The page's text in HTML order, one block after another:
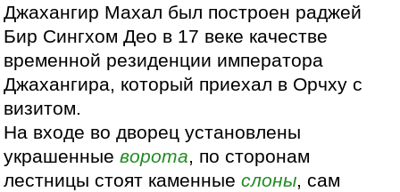
Джахангир Махал был построен раджей
Бир Сингхом Део в 17 веке качестве
временной резиденции императора
Джахангира, который приехал в Орчху с
визитом.
На входе во дворец установлены
украшенныеворота, по сторонам
лестницы стоят каменныеслоны, сам